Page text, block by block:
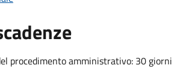
procedimento amministrativo: 30 giorni